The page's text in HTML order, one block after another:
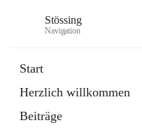
Stössing
Navigation
Start
Herzlich willkommen
Beiträge
Datei
in